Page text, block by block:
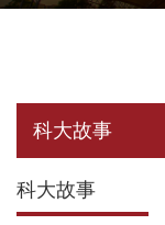
科大故事
科大故事